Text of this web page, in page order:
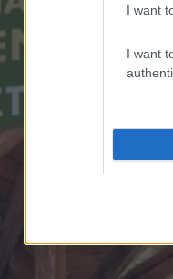
I want
I want